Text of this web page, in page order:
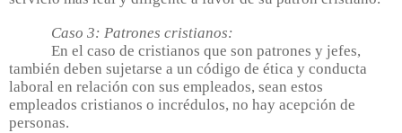
Caso 3: Patrones cristianos:
En el caso de cristianos que son patrones y jefes,
también deben sujetarse a un código de ética y conducta
laboral en relación con sus empleados, sean estos
empleados cristianos o incrédulos, no hay acepción de
personas.